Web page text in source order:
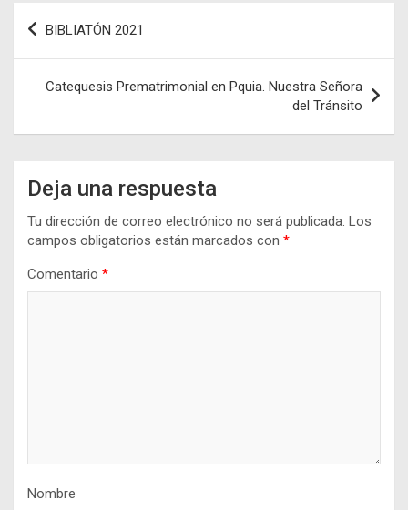
Navegación
de
BIBLIATÓN 2021
Catequesis Prematrimonial en Pquia. Nuestra Señora
del Tránsito
Deja una respuesta
Tu dirección de correo electrónico no será publicada. Los
campos obligatorios están marcados con *
Comentario *
Nombre